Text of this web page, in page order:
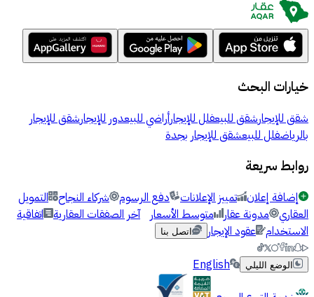
خيارات البحث
شقق للإيجارشقق للبيعفلل للإيجارأراضي للبيعدور للإيجارشقق للإيجار
بالرياضفلل للبيعشقق للإيجار بجدة
روابط سريعة
إضافة إعلان تمييز الإعلانات دفع الرسوم شركاء النجاح التمويل
العقاري مدونة عقار متوسط الأسعار آخر الصفقات العقارية اتفاقية
الاستخدام عقود الإيجار اتصل بنا
الوضع الليلي
English